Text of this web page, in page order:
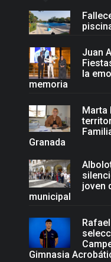
Juan
la
memoria
Marta
Granada
joven
municipal
Gimnasia